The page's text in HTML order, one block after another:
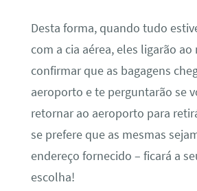
Desta forma, quando tudo
com a cia aérea, eles ligarão
confirmar que as bagagens
aeroporto e te perguntarão se
retornar ao aeroporto para
se prefere que as mesmas
endereço fornecido – ficará a
escolha!